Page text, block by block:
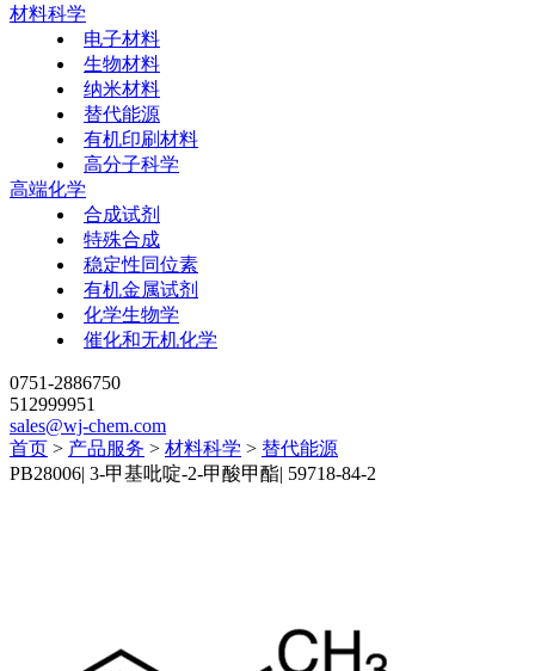
材料科学
电子材料
生物材料
纳米材料
替代能源
有机印刷材料
高分子科学
高端化学
合成试剂
特殊合成
稳定性同位素
有机金属试剂
化学生物学
催化和无机化学
0751-2886750
512999951
sales@wj-chem.com
首页 > 产品服务 > 材料科学 > 替代能源
PB28006| 3-甲基吡啶-2-甲酸甲酯| 59718-84-2